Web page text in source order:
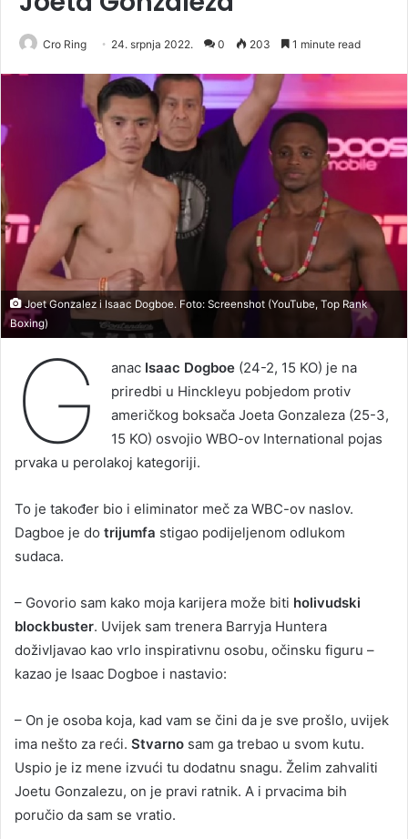
Cro Ring 24. srpnja 2022. 0 203 1 minute read
Joet Gonzalez i Isaac Dogboe. Foto: Screenshot (YouTube, Top Rank
Boxing)
G anac Isaac Dogboe (24-2, 15 KO) je na
priredbi u Hinckleyu pobjedom protiv
američkog boksača Joeta Gonzaleza (25-3,
15 KO) osvojio WBO-ov International pojas
prvaka u perolakoj kategoriji.
To je također bio i eliminator meč za WBC-ov naslov.
Dagboe je do trijumfa stigao podijeljenom odlukom
sudaca.
– Govorio sam kako moja karijera može biti holivudski
blockbuster. Uvijek sam trenera Barryja Huntera
doživljavao kao vrlo inspirativnu osobu, očinsku figuru –
kazao je Isaac Dogboe i nastavio:
– On je osoba koja, kad vam se čini da je sve prošlo, uvijek
ima nešto za reći. Stvarno sam ga trebao u svom kutu.
Uspio je iz mene izvući tu dodatnu snagu. Želim zahvaliti
Joetu Gonzalezu, on je pravi ratnik. A i prvacima bih
poručio da sam se vratio.